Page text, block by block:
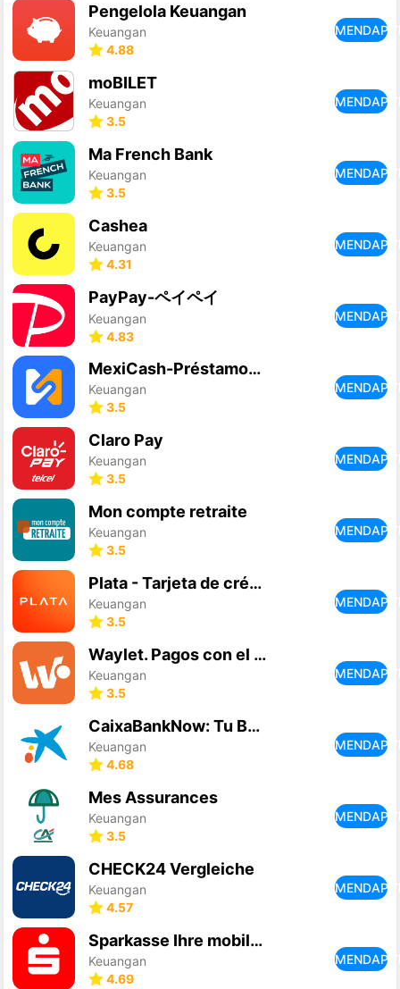
Pengelola Keuangan
Keuangan
4.88
moBILET
Keuangan
3.5
Ma French Bank
Keuangan
3.5
Cashea
Keuangan
4.31
PayPay-ペイペイ
Keuangan
4.83
MexiCash-Préstamos de crédito
Keuangan
3.5
Claro Pay
Keuangan
3.5
Mon compte retraite
Keuangan
3.5
Plata - Tarjeta de crédito
Keuangan
3.5
Waylet. Pagos con el móvil
Keuangan
3.5
CaixaBankNow: Tu Banco online
Keuangan
4.68
Mes Assurances
Keuangan
3.5
CHECK24 Vergleiche
Keuangan
4.57
Sparkasse Ihre mobile Filiale
Keuangan
4.69